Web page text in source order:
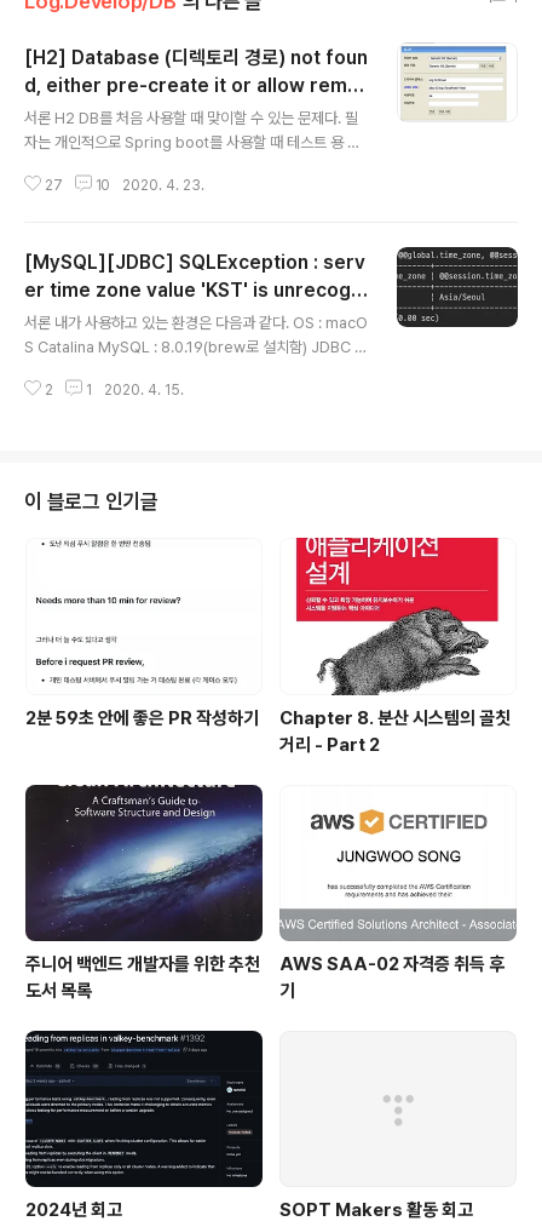
[H2] Database (디렉토리 경로) not foun
d, either pre-create it or allow remot
e database creation
서론 H2 DB를 처음 사용할 때 맞이할 수 있는 문제다. 필
자는 개인적으로 Spring boot를 사용할 때 테스트 용 디
B 조작할 일이 생겨 깔아서 사용하던 중 맞이한 문제다. 개
sion : 1.4.200 문제가 무엇인가? Database (디렉토리
경로) not found, either pre-create it or allow rem
ote database creation(not recommended in sec
ure environments) 맞이한 문제가 위와 같다면, 본 포스
트를 읽는 것이 도움이..
27 10 2020. 4. 23.
[MySQL][JDBC] SQLException : serv
er time zone value 'KST' is unrecogni
zed
서론 내가 사용하고 있는 환경은 다음과 같다. OS : macO
S Catalina MySQL : 8.0.19(brew로 설치함) JDBC :
MySQL과 JDBC를 함께 사용하고 있는 상황이었다. 하지
다. java.sql.SQLException: The server time zone
value 'KST' is unrecognized or represents mor
e than one time zone. You must configure either
2 1 2020. 4. 15.
이 블로그 인기글
2분 59초 안에 좋은 PR 작성하기
Chapter 8. 분산 시스템의 골칫
거리 - Part 2
주니어 백엔드 개발자를 위한 추천
도서 목록
AWS SAA-02 자격증 취득 후
기
2024년 회고 SOPT Makers 활동 회고